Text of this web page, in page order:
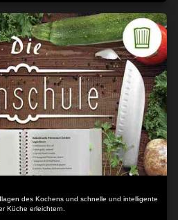
des Kochens und schnelle und intelligente
Küche erleichtern.